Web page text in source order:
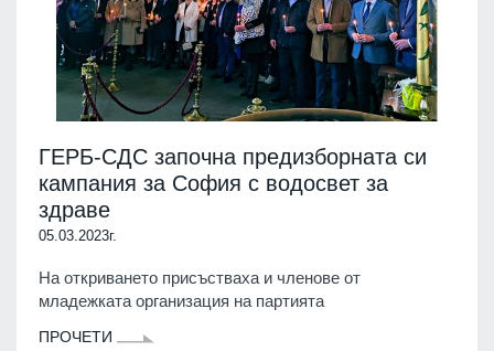
ГЕРБ-СДС започна предизборната си
кампания за София с водосвет за
здраве
05.03.2023г.
На откриването присъстваха и членове от
младежката организация на партията
ПРОЧЕТИ